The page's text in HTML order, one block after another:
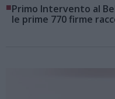
■Primo Intervento al
le prime 770 firme